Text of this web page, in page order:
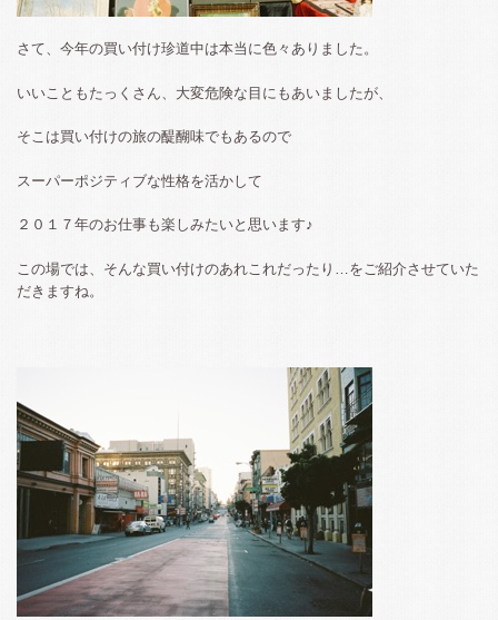
さて、今年の買い付け珍道中は本当に色々ありました。
いいこともたっくさん、大変危険な目にもあいましたが、
そこは買い付けの旅の醍醐味でもあるので
スーパーポジティブな性格を活かして
２０１７年のお仕事も楽しみたいと思います♪
この場では、そんな買い付けのあれこれだったり…をご紹介させていた
だきますね。